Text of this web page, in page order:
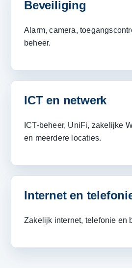
Beveiliging
Alarm, camera,
beheer.
ICT en netwerk
ICT-beheer, UniFi, zakelijke
en meerdere locaties.
Internet en
Zakelijk internet, telefonie en